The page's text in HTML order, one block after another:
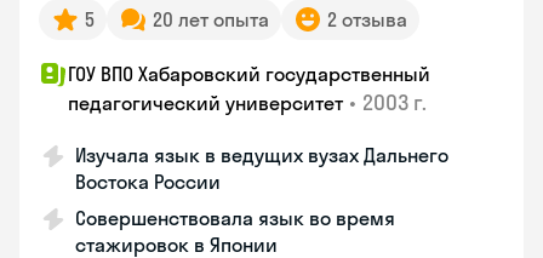
5 20 лет опыта 2 отзыва
ГОУ ВПО Хабаровский государственный
педагогический университет • 2003 г.
Изучала язык в ведущих вузах Дальнего
Востока России
Совершенствовала язык во время
стажировок в Японии